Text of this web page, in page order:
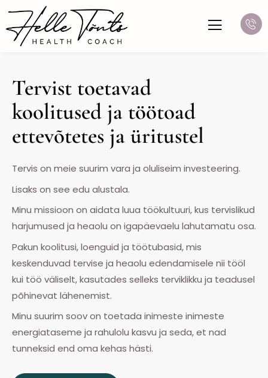
content
Tervist toetavad
koolitused ja töötoad
ettevõtetes ja üritustel​
Tervis on meie suurim vara ja oluliseim investeering.
Lisaks on see edu alustala.
Minu missioon on aidata luua töökultuuri, kus tervislikud
harjumused ja heaolu on igapäevaelu lahutamatu osa.
Pakun koolitusi, loenguid ja töötubasid, mis
keskenduvad tervise ja heaolu edendamisele nii tööl
kui töö väliselt, kasutades selleks terviklikku ja teadusel
põhinevat lähenemist.
Minu suurim soov on toetada inimeste inimeste
energiataseme ja rahulolu kasvu ja seda, et nad
tunneksid end oma kehas hästi.